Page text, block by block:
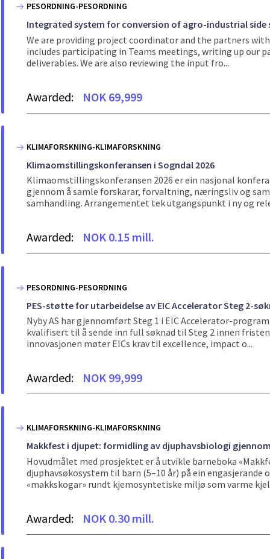
PESORDNING-PESORDNING
Integrated system for conversion of agro-industrial
We are providing project coordinator and the partners
includes participating in Teams meetings, writing up our
deliverables. We are also reviewing the input fro...
Awarded: NOK 69,999
KLIMAFORSKNING-KLIMAFORSKNING
Klimaomstillingskonferansen i Sogndal 2026
Klimaomstillingskonferansen 2026 er ein nasjonal
gjennom å samle forskarar, forvaltning, næringsliv og
samhandling. Arrangementet tek utgangspunkt i ny og
Awarded: NOK 0.15 mill.
PESORDNING-PESORDNING
PES-støtte for utarbeidelse av EIC Accelerator Steg 2-
Nyby AS har gjennomført Steg 1 i EIC Accelerator-
kvalifisert til å sende inn full søknad til Steg 2 innen
innovasjonen møter EICs krav til excellence, impact o...
Awarded: NOK 99,999
KLIMAFORSKNING-KLIMAFORSKNING
Makkfest i djupet: formidling av djuphavsbiologi
Hovudmålet med prosjektet er å utvikle barneboka
djuphavsøkosystem til barn (5–10 år) på ein
«makkskogar» rundt kjemosyntetiske miljø som varme
Awarded: NOK 0.30 mill.